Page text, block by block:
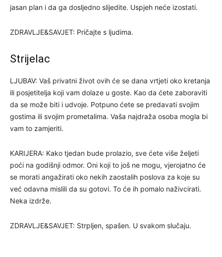
jasan plan i da ga dosljedno slijedite. Uspjeh neće izostati.
ZDRAVLJE&SAVJET: Pričajte s ljudima.
Strijelac
LJUBAV: Vaš privatni život ovih će se dana vrtjeti oko kretanja
ili posjetitelja koji vam dolaze u goste. Kao da ćete zaboraviti
da se može biti i udvoje. Potpuno ćete se predavati svojim
gostima ili svojim prometalima. Vaša najdraža osoba mogla bi
vam to zamjeriti.
KARIJERA: Kako tjedan bude prolazio, sve ćete više željeti
poći na godišnji odmor. Oni koji to još ne mogu, vjerojatno će
se morati angažirati oko nekih zaostalih poslova za koje su
već odavna mislili da su gotovi. To će ih pomalo naživcirati.
Neka izdrže.
ZDRAVLJE&SAVJET: Strpljen, spašen. U svakom slučaju.